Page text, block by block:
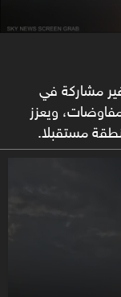
غير مشاركة في
ويعزز
مستقبلا.